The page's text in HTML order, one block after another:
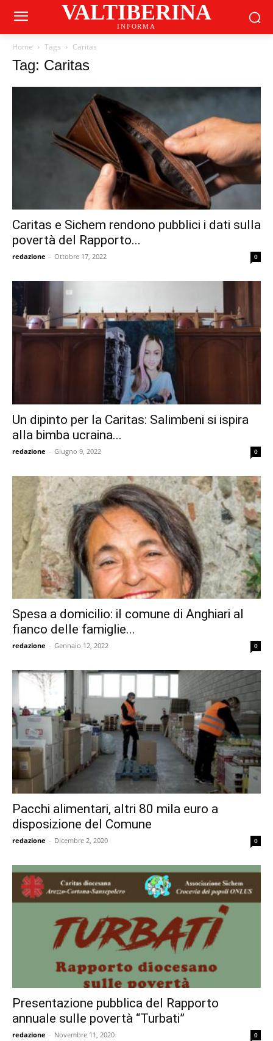
VALTIBERINA
INFORMA
Home Tags Caritas
Tag: Caritas
Caritas e Sichem rendono pubblici i dati sulla
povertà del Rapporto...
redazione - Ottobre 17, 2022 0
Un dipinto per la Caritas: Salimbeni si ispira
alla bimba ucraina...
redazione - Giugno 9, 2022 0
Spesa a domicilio: il comune di Anghiari al
fianco delle famiglie...
redazione - Gennaio 12, 2022 0
Pacchi alimentari, altri 80 mila euro a
disposizione del Comune
redazione - Dicembre 2, 2020 0
Presentazione pubblica del Rapporto
annuale sulle povertà “Turbati”
redazione - Novembre 11, 2020 0